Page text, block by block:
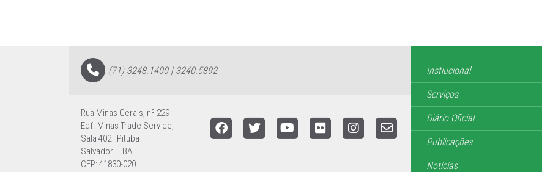
(71) 3248.1400 | 3240.5892
Rua Minas Gerais, nº 229
Edf. Minas Trade Service,
Sala 402 | Pituba
Salvador – BA
CEP: 41830-020
Instiucional
Serviços
Diário Oficial
Publicações
Notícias